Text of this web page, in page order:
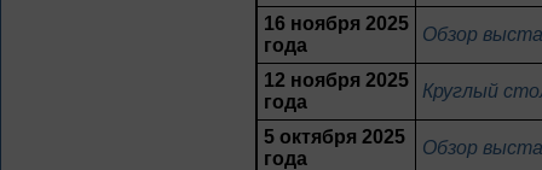
16 ноября 2025
года
Обзор
12 ноября 2025
года
Круглый
5 октября 2025
года
Обзор